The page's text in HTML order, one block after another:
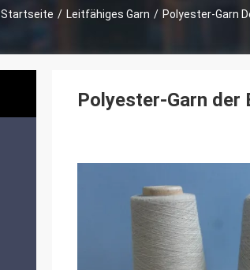
Startseite / Leitfähiges Garn / Polyester-Garn
Polyester-Garn der